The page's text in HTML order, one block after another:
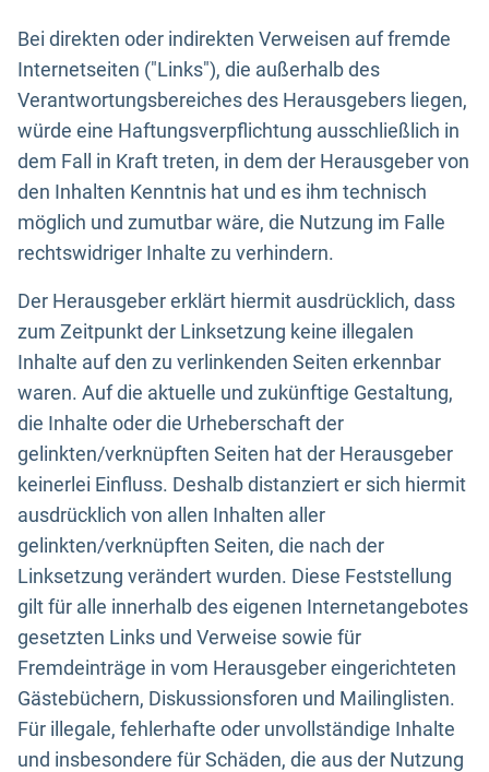
Bei direkten oder indirekten Verweisen auf fremde
Internetseiten ("Links"), die außerhalb des
Verantwortungsbereiches des Herausgebers liegen,
würde eine Haftungsverpflichtung ausschließlich in
dem Fall in Kraft treten, in dem der Herausgeber von
den Inhalten Kenntnis hat und es ihm technisch
möglich und zumutbar wäre, die Nutzung im Falle
rechtswidriger Inhalte zu verhindern.
Der Herausgeber erklärt hiermit ausdrücklich, dass
zum Zeitpunkt der Linksetzung keine illegalen
Inhalte auf den zu verlinkenden Seiten erkennbar
waren. Auf die aktuelle und zukünftige Gestaltung,
die Inhalte oder die Urheberschaft der
gelinkten/verknüpften Seiten hat der Herausgeber
keinerlei Einfluss. Deshalb distanziert er sich hiermit
ausdrücklich von allen Inhalten aller
gelinkten/verknüpften Seiten, die nach der
Linksetzung verändert wurden. Diese Feststellung
gilt für alle innerhalb des eigenen Internetangebotes
gesetzten Links und Verweise sowie für
Fremdeinträge in vom Herausgeber eingerichteten
Gästebüchern, Diskussionsforen und Mailinglisten.
Für illegale, fehlerhafte oder unvollständige Inhalte
und insbesondere für Schäden, die aus der Nutzung